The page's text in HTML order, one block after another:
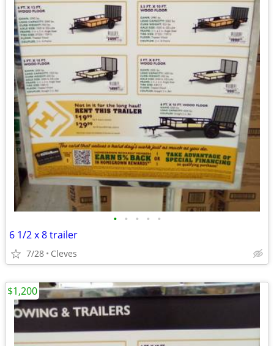
• • • • •
6 1/2 x 8 trailer
7/28 Cleves
$1,200